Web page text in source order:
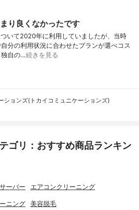
り良くなかったです
いて2020年に利用していましたが、当時
分の利用状況に合わせたプランが選べコス
独自の…続きを見る
ションズ(トカイコミュニケーションズ)
ゴリ：おすすめ商品ランキン
ーバー エアコンクリーニング
ニング 美容脱毛